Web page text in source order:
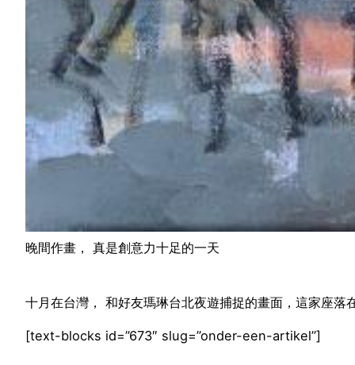
晚間作畫， 真是創意力十足的一天
十月在台灣， 和好友瑪琳台北夜遊捕捉的畫面，這家座落
[text-blocks id=”673″ slug=”onder-een-artikel”]